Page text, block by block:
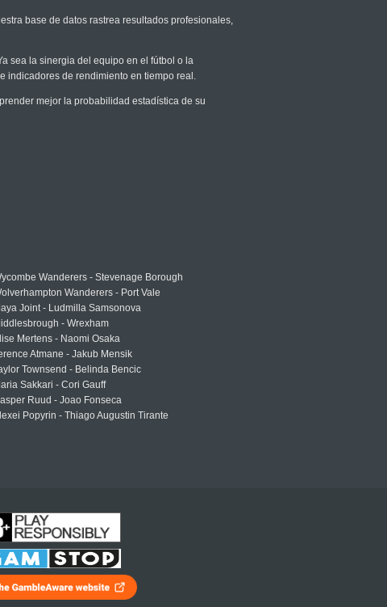
base de datos rastrea resultados profesionales,
sea la sinergia del equipo en el fútbol o la
indicadores de rendimiento en tiempo real.
mejor la probabilidad estadística de su
Wanderers - Stevenage Borough
Wanderers - Port Vale
Joint - Ludmilla Samsonova
- Wrexham
Mertens - Naomi Osaka
Atmane - Jakub Mensik
Townsend - Belinda Bencic
Sakkari - Cori Gauff
Ruud - Joao Fonseca
Popyrin - Thiago Augustin Tirante